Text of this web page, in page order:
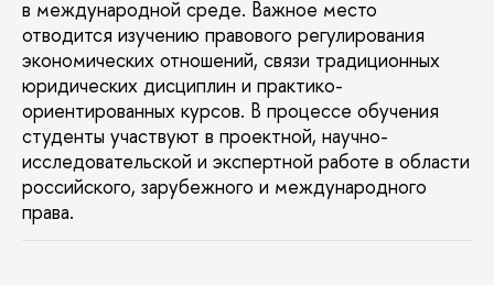
в международной среде. Важное место
отводится изучению правового регулирования
экономических отношений, связи традиционных
юридических дисциплин и практико-
ориентированных курсов. В процессе обучения
студенты участвуют в проектной, научно-
исследовательской и экспертной работе в области
российского, зарубежного и международного
права.